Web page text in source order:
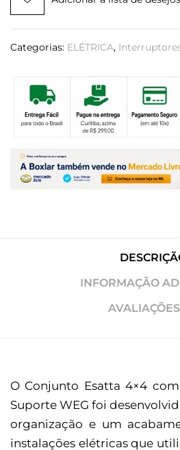
Categorias: ELÉTRICA,
INFORMAÇÃO
O Conjunto Esatta 4×4
Suporte WEG foi
organização e um
instalações elétricas que